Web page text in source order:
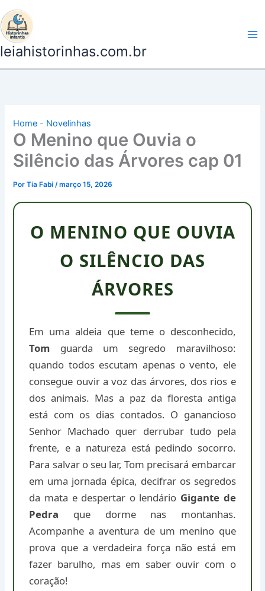
para
o
conteúdo
leiahistorinhas.com.br
Home - Novelinhas
O Menino que Ouvia o
Silêncio das Árvores cap 01
PorTia Fabi/março 15, 2026
O MENINO QUE OUVIA
O SILÊNCIO DAS
ÁRVORES
Em uma aldeia que teme o desconhecido,
Tom guarda um segredo maravilhoso:
quando todos escutam apenas o vento, ele
consegue ouvir a voz das árvores, dos rios e
dos animais. Mas a paz da floresta antiga
está com os dias contados. O ganancioso
Senhor Machado quer derrubar tudo pela
frente, e a natureza está pedindo socorro.
Para salvar o seu lar, Tom precisará embarcar
em uma jornada épica, decifrar os segredos
da mata e despertar o lendário Gigante de
Pedra que dorme nas montanhas.
Acompanhe a aventura de um menino que
prova que a verdadeira força não está em
fazer barulho, mas em saber ouvir com o
coração!